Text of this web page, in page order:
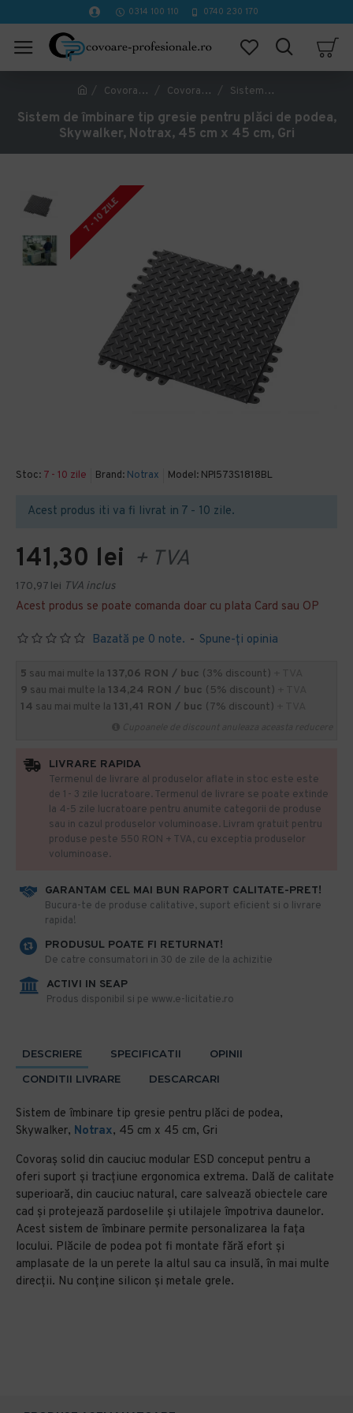
0314 100 110 0740 230 170
Covorase Profesionale Covorase ergonomice anti oboseala Sistem de îmbinare tip gresie pentru plăci de podea, Skywalker, Notrax, 45 cm x 45 cm, Gri
Sistem de îmbinare tip gresie pentru plăci de podea,
Skywalker, Notrax, 45 cm x 45 cm, Gri
7 - 10 ZILE
Stoc: 7 - 10 zile Brand: Notrax Model: NPI573S1818BL
Acest produs iti va fi livrat in 7 - 10 zile.
Bazată pe 0 note. - Spune-ţi opinia
141,30 lei + TVA
170,97 lei TVA inclus
Acest produs se poate comanda doar cu plata Card sau OP
5 sau mai multe la 137,06 RON / buc (3% discount)
9 sau mai multe la 134,24 RON / buc (5% discount)
14 sau mai multe la 131,41 RON / buc (7% discount)
GARANTAM CEL MAI BUN RAPORT CALITATE-PRET!
​Bucura-te de produse calitative, suport eficient si o livrare
rapida!
PRODUSUL POATE FI RETURNAT!
De catre consumatori in 30 de zile de la achizitie
ACTIVI IN SEAP
Produs disponibil si pe www.e-licitatie.ro
LIVRARE RAPIDA
Termenul de livrare al produselor aflate in stoc este este
de 1- 3 zile lucratoare. Termenul de livrare se poate extinde
la 4-5 zile lucratoare pentru anumite categorii de produse
sau in cazul produselor voluminoase. Livram gratuit pentru
produse peste 550 RON + TVA, cu exceptia produselor
voluminoase.
DESCRIERE SPECIFICATII
OPINII
CONDITII LIVRARE
DESCARCARI
Sistem de îmbinare tip gresie pentru plăci de podea,
Skywalker, Notrax, 45 cm x 45 cm, Gri
Covoraș solid din cauciuc modular ESD conceput pentru a
oferi suport și tracțiune ergonomica extrema. Dală de calitate
superioară, din cauciuc natural, care salvează obiectele care
cad și protejează pardoselile și utilajele împotriva daunelor.
Acest sistem de îmbinare permite personalizarea la fața
locului. Plăcile de podea pot fi montate fără efort și
amplasate de la un perete la altul sau ca insulă, în mai multe
direcții. Nu conține silicon și metale grele.